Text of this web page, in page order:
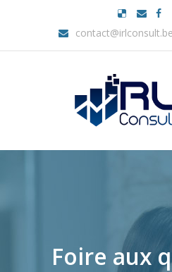
contact@irlconsult.be
Foire aux